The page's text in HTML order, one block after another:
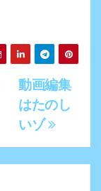
動画編集
はたのし
いゾ